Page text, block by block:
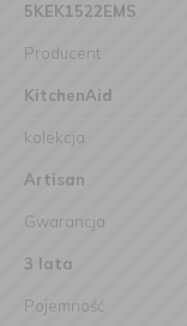
5KEK1522EMS
Producent
KitchenAid
kolekcja
Artisan
Gwarancja
3 lata
Pojemność